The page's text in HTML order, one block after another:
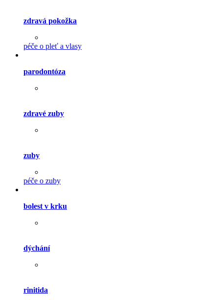
zdravá pokožka
péče o pleť a vlasy
parodontóza
zdravé zuby
zuby
péče o zuby
bolest v krku
dýchání
rinitida